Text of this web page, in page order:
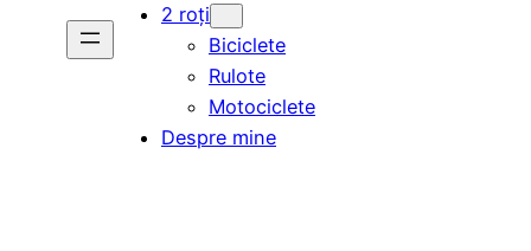
2 roți
Biciclete
Rulote
Motociclete
Despre mine